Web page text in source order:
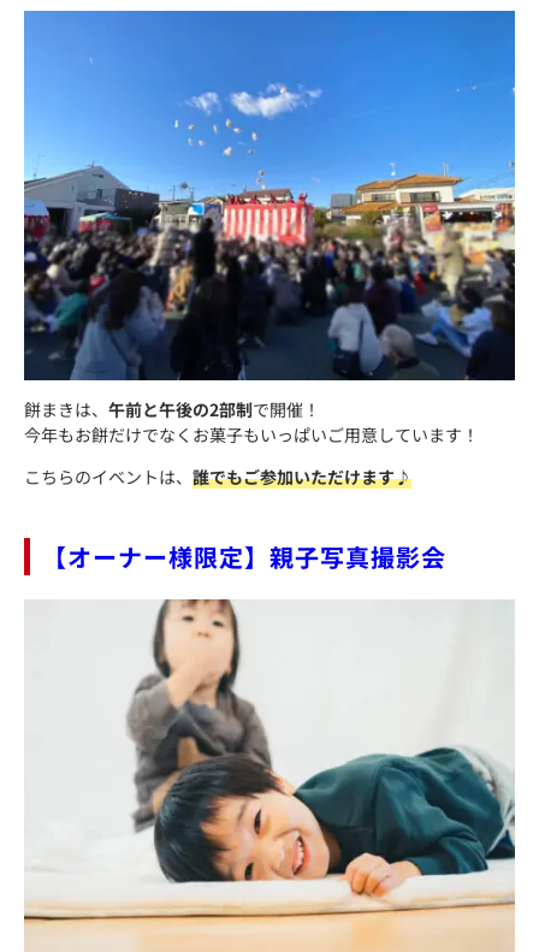
餅まきは、 午前と午後の2部制で開催！
今年もお餅だけでなくお菓子もいっぱいご用意しています！
こちらのイベントは、 誰でもご参加いただけます♪
【オーナー様限定】親子写真撮影会